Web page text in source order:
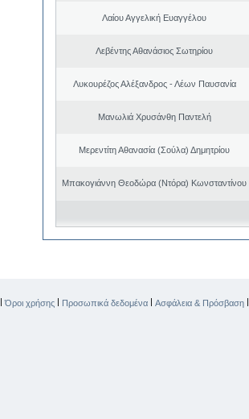
Λαίου Αγγελική Ευαγγέλου
Λεβέντης Αθανάσιος Σωτηρίου
Λυκουρέζος Αλέξανδρος - Λέων Παυσανία
Μανωλιά Χρυσάνθη Παντελή
Μερεντίτη Αθανασία (Σούλα) Δημητρίου
Μπακογιάννη Θεοδώρα (Ντόρα) Κωνσταντίνου
|Όροι χρήσης | Προσωπικά δεδομένα | Ασφάλεια & Πρόσβαση